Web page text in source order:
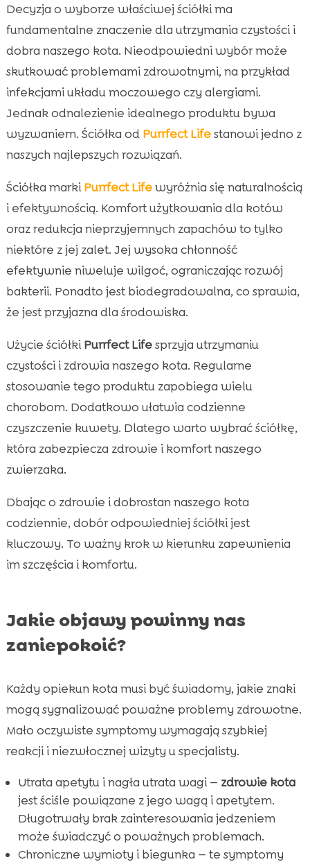
Decyzja o wyborze właściwej ściółki ma
fundamentalne znaczenie dla utrzymania czystości i
dobra naszego kota. Nieodpowiedni wybór może
skutkować problemami zdrowotnymi, na przykład
infekcjami układu moczowego czy alergiami.
Jednak odnalezienie idealnego produktu bywa
wyzwaniem. Ściółka od Purrfect Lifestanowi jedno z
naszych najlepszych rozwiązań.
Ściółka marki Purrfect Lifewyróżnia się naturalnością
i efektywnością. Komfort użytkowania dla kotów
oraz redukcja nieprzyjemnych zapachów to tylko
niektóre z jej zalet. Jej wysoka chłonność
efektywnie niweluje wilgoć, ograniczając rozwój
bakterii. Ponadto jest biodegradowalna, co sprawia,
że jest przyjazna dla środowiska.
Użycie ściółki Purrfect Lifesprzyja utrzymaniu
czystości i zdrowia naszego kota. Regularne
stosowanie tego produktu zapobiega wielu
chorobom. Dodatkowo ułatwia codzienne
czyszczenie kuwety. Dlatego warto wybrać ściółkę,
która zabezpiecza zdrowie i komfort naszego
zwierzaka.
Dbając o zdrowie i dobrostan naszego kota
codziennie, dobór odpowiedniej ściółki jest
kluczowy. To ważny krok w kierunku zapewnienia
im szczęścia i komfortu.
Jakie objawy powinny nas
zaniepokoić?
Każdy opiekun kota musi być świadomy, jakie znaki
mogą sygnalizować poważne problemy zdrowotne.
Mało oczywiste symptomy wymagają szybkiej
reakcji i niezwłocznej wizyty u specjalisty.
Utrata apetytu i nagła utrata wagi — zdrowie kota
jest ściśle powiązane z jego wagą i apetytem.
Długotrwały brak zainteresowania jedzeniem
może świadczyć o poważnych problemach.
Chroniczne wymioty i biegunka — te symptomy